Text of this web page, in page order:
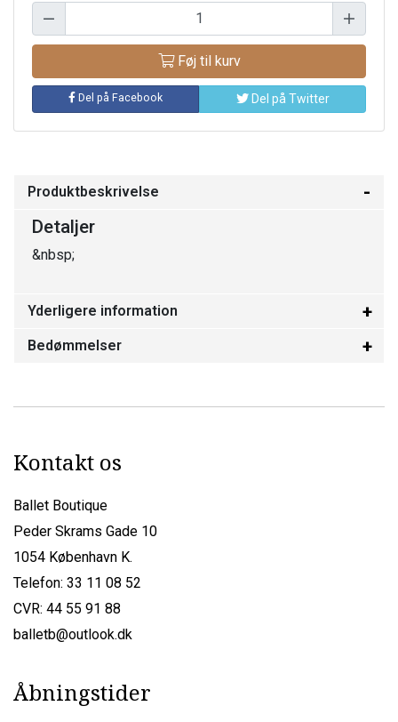
Føj til kurv
Del på Facebook Del på Twitter
Produktbeskrivelse
Detaljer
&nbsp;
Yderligere information
Bedømmelser
Kontakt os
Ballet Boutique
Peder Skrams Gade 10
1054 København K.
Telefon: 33 11 08 52
CVR: 44 55 91 88
balletb@outlook.dk
Åbningstider